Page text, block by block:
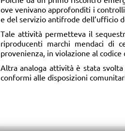
ove venivano approfonditi i
e del servizio antifrode dell’ufficio
Tale attività permetteva il
riproducenti marchi mendaci di
provenienza, in violazione al codice
Altra analoga attività è stata
conformi alle disposizioni